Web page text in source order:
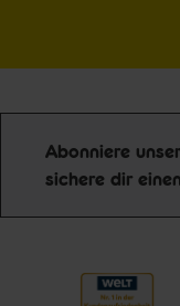
Newsletter
Abonniere
sichere dir